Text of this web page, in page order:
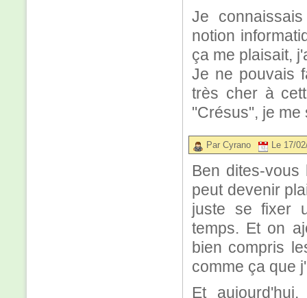
Je
notion
ça me plaisait,
Je ne pouvais
très cher à
"Crésus", je
Par Cyrano Le 17/
Ben dites-
peut devenir
juste se fixer
temps. Et on
bien compris
comme ça que
Et